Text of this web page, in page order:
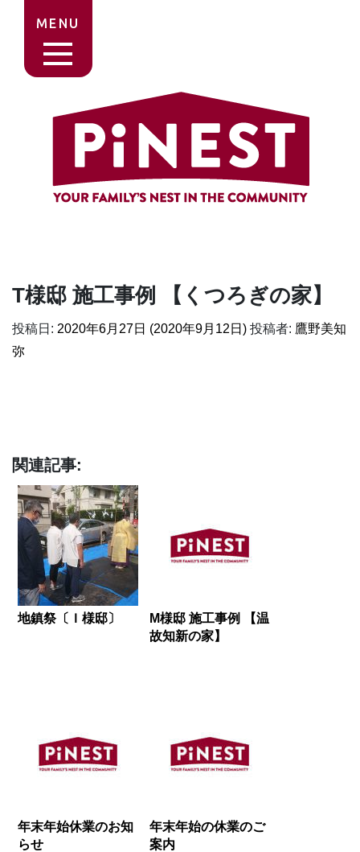
MENU
T様邸 施工事例 【くつろぎの家】
投稿日: 2020年6月27日 (2020年9月12日) 投稿者: 鷹野美知
弥
関連記事:
地鎮祭〔Ｉ様邸〕
M様邸 施工事例 【温
故知新の家】
年末年始休業のお知
らせ
年末年始の休業のご
案内